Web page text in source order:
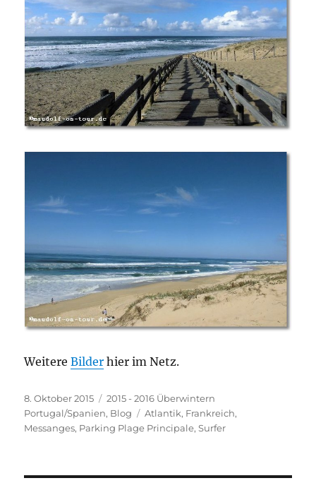
WeitereBilder hier im Netz.
Veröffentlicht
am
8. Oktober 2015 Kategorien
2015 - 2016 Überwintern
Portugal/Spanien, Blog Schlagwörter
Atlantik, Frankreich,
Messanges, Parking Plage Principale,Surfer